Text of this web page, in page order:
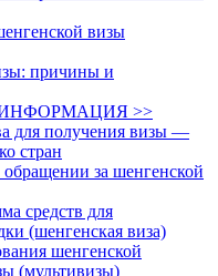
визы
причины и
>>
для получения визы —
стран
за шенгенской
средств для
(шенгенская виза)
шенгенской
(мультивизы)